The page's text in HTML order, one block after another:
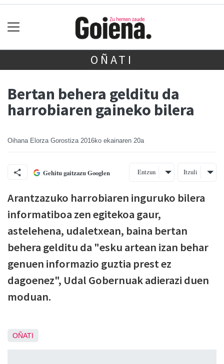
OÑATI
Bertan behera gelditu da
harrobiaren gaineko bilera
Oihana Elorza Gorostiza 2016ko ekainaren 20a
Gehitu gaitzazu Googlen Entzun Itzuli
Arantzazuko harrobiaren inguruko bilera
informatiboa zen egitekoa gaur,
astelehena, udaletxean, baina bertan
behera gelditu da "esku artean izan behar
genuen informazio guztia prest ez
dagoenez", Udal Gobernuak adierazi duen
moduan.
OÑATI